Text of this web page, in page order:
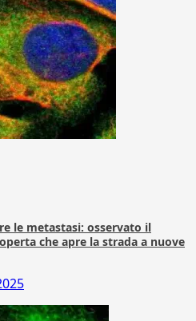
le metastasi: osservato il
che apre la strada a nuove